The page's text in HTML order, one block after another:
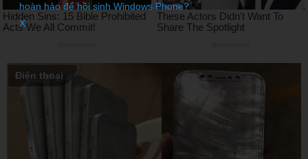
Điện thoại
hoàn hảo để hồi sinh Windows Phone?
X